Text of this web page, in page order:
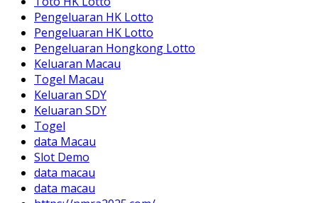
Pengeluaran HK Lotto
Pengeluaran HK Lotto
Pengeluaran Hongkong Lotto
Keluaran Macau
Togel Macau
Keluaran SDY
Keluaran SDY
Togel
data Macau
Slot Demo
data macau
data macau